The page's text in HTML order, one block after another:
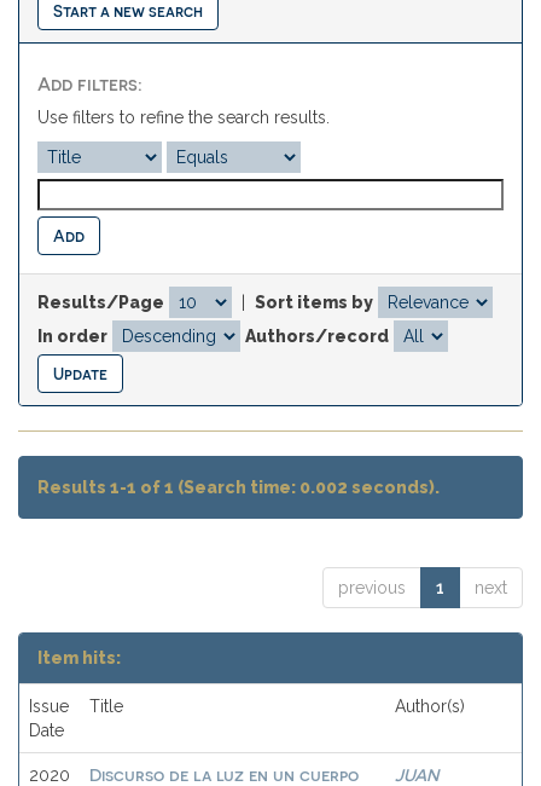
Start a new search
Add filters:
Use filters to refine the search results.
Results/Page
Sort items by
In order
Authors/record
Results 1-1 of 1 (Search time: 0.002 seconds).
previous 1 next
Item hits:
Issue
Date
Title Author(s)
2020
Discurso de la luz en un cuerpo
JUAN